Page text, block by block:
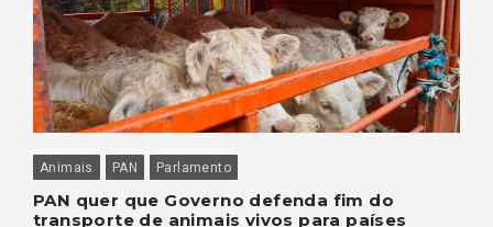
Animais PAN Parlamento
PAN quer que Governo defenda fim do
transporte de animais vivos para países